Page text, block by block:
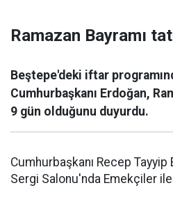
Ramazan Bayramı
Beştepe'deki iftar
Cumhurbaşkanı Erdoğan,
9 gün olduğunu duyurdu.
Cumhurbaşkanı Recep
Sergi Salonu'nda Emekçiler ile